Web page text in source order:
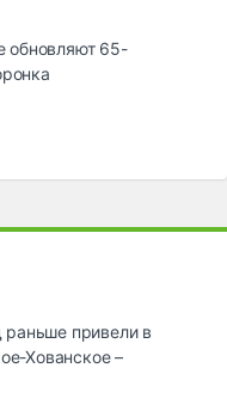
обновляют 65-
раньше привели в
Хованское –